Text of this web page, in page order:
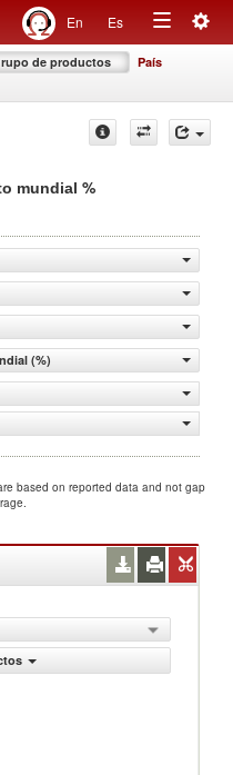
En Es
Toggle
de productos País
mundial %
(%)
based on reported data and not gap